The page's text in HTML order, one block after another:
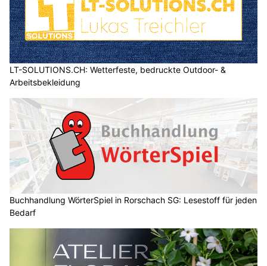
LT-SOLUTIONS.CH: Wetterfeste, bedruckte Outdoor- &
Arbeitsbekleidung
Buchhandlung WörterSpiel in Rorschach SG: Lesestoff für jeden
Bedarf